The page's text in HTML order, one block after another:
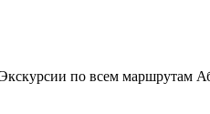
по всем маршрутам